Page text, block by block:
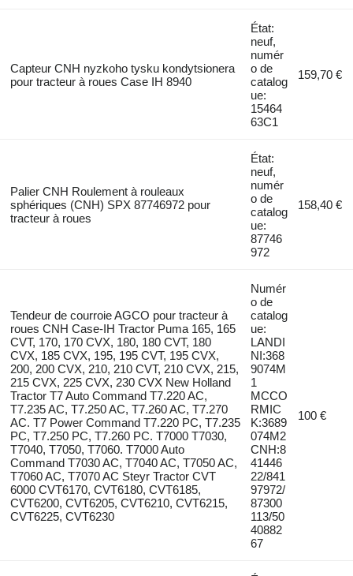
Capteur CNH nyzkoho tysku kondytsionera
pour tracteur à roues Case IH 8940
État:
neuf,
numér
o de
catalog
ue:
15464
63C1
159,70 €
Palier CNH Roulement à rouleaux
sphériques (CNH) SPX 87746972 pour
tracteur à roues
État:
neuf,
numér
o de
catalog
ue:
87746
972
158,40 €
Tendeur de courroie AGCO pour tracteur à
roues CNH Case-IH Tractor Puma 165, 165
CVT, 170, 170 CVX, 180, 180 CVT, 180
CVX, 185 CVX, 195, 195 CVT, 195 CVX,
200, 200 CVX, 210, 210 CVT, 210 CVX, 215,
215 CVX, 225 CVX, 230 CVX New Holland
Tractor T7 Auto Command T7.220 AC,
T7.235 AC, T7.250 AC, T7.260 AC, T7.270
AC. T7 Power Command T7.220 PC, T7.235
PC, T7.250 PC, T7.260 PC. T7000 T7030,
T7040, T7050, T7060. T7000 Auto
Command T7030 AC, T7040 AC, T7050 AC,
T7060 AC, T7070 AC Steyr Tractor CVT
6000 CVT6170, CVT6180, CVT6185,
CVT6200, CVT6205, CVT6210, CVT6215,
CVT6225, CVT6230
Numér
o de
catalog
ue:
LANDI
NI:368
9074M
1
MCCO
RMIC
K:3689
074M2
CNH:8
41446
22/841
97972/
87300
113/50
40882
67
100 €